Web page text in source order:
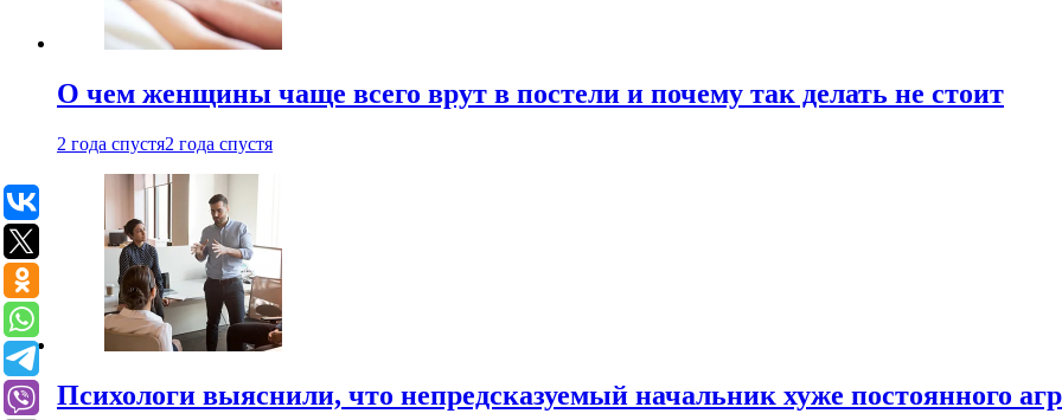
О чем женщины чаще всего врут в постели и почему так делать не стоит
2 года спустя2 года спустя
Психологи выяснили, что непредсказуемый начальник хуже постоянного